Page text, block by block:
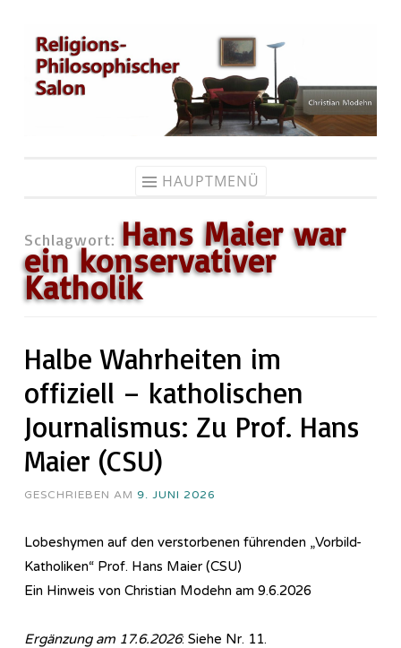
Zum
Inhalt
springen
HAUPTMENÜ
Schlagwort: Hans Maier war
ein konservativer
Katholik
Halbe Wahrheiten im
offiziell – katholischen
Journalismus: Zu Prof. Hans
Maier (CSU)
GESCHRIEBEN AM 9. JUNI 2026
Lobeshymen auf den verstorbenen führenden „Vorbild-
Katholiken“ Prof. Hans Maier (CSU)
Ein Hinweis von Christian Modehn am 9.6.2026
Ergänzung am 17.6.2026: Siehe Nr. 11.